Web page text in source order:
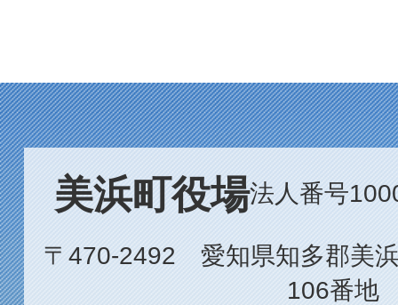
美浜町役場法人番号
〒470-2492 愛知県知多郡美
106番地